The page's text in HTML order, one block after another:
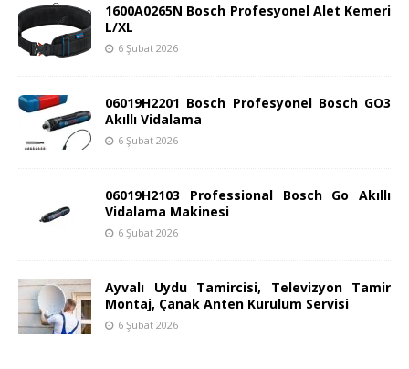
1600A0265N Bosch Profesyonel Alet Kemeri
L/XL
6 Şubat 2026
06019H2201 Bosch Profesyonel Bosch GO3
Akıllı Vidalama
6 Şubat 2026
06019H2103 Professional Bosch Go Akıllı
Vidalama Makinesi
6 Şubat 2026
Ayvalı Uydu Tamircisi, Televizyon Tamir
Montaj, Çanak Anten Kurulum Servisi
6 Şubat 2026